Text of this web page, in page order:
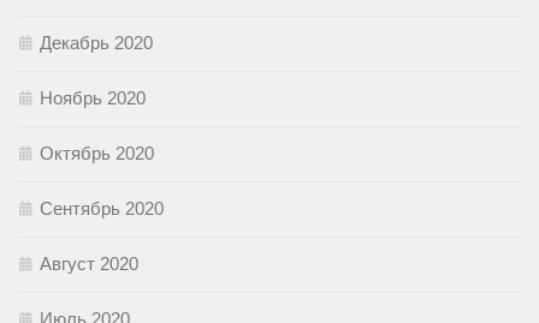
Декабрь 2020
Ноябрь 2020
Октябрь 2020
Сентябрь 2020
Август 2020